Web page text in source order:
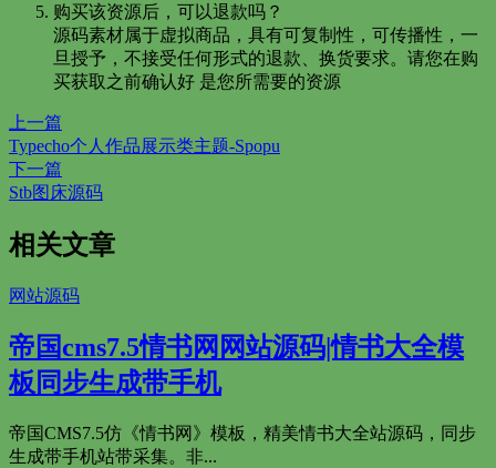
购买该资源后，可以退款吗？
源码素材属于虚拟商品，具有可复制性，可传播性，一
旦授予，不接受任何形式的退款、换货要求。请您在购
买获取之前确认好 是您所需要的资源
上一篇
Typecho个人作品展示类主题-Spopu
下一篇
Stb图床源码
相关文章
网站源码
帝国cms7.5情书网网站源码|情书大全模
板同步生成带手机
帝国CMS7.5仿《情书网》模板，精美情书大全站源码，同步
生成带手机站带采集。非...